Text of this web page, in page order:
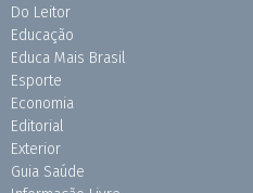
Do Leitor
Educação
Educa Mais Brasil
Esporte
Economia
Editorial
Exterior
Guia Saúde